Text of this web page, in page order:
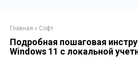
Главная » Софт
Подробная пошаговая
Windows 11 с локальной